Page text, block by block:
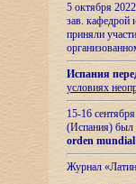
5 октября
зав.
приняли
Испания
условиях
15-16
(Испания) был
orden
Журнал